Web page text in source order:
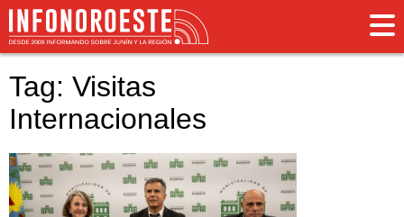
Tag: Visitas
Internacionales